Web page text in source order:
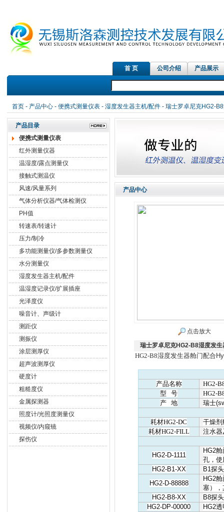
首 页 公司介绍 产品展示
首页- 产品中心- 便携式测量仪表- 湿度发生器主机/配件- 瑞士罗卓尼克HG2-
产品目录
便携式测量仪表
红外测量仪器
温湿度/露点测量仪
接触式测温仪
风速/风量系列
气体分析仪器/气体检测仪
PH值
转速表/转速计
压力/制冷
多功能测量仪/多参数测量仪
水分测量仪
湿度发生器主机/配件
温湿度记录仪/扩展插座
光泽度仪
噪音计、声级计
测距仪
测振仪
涂层测厚仪
超声波测厚仪
硬度计
粗糙度仪
金属探测器
照度计/光照度测量仪
视频仪/内窥镜
探伤仪
产品中心
点击放大
瑞士罗卓尼克HG2-B8湿度发生
HG2-B8湿度发生器舱门配合
产品名称
HG2-
型
号
HG2-
产
地 瑞士
耗材HG2-DC
干燥
耗材HG2-FILL 注水
HG2-D-1111
HG2舱
孔，
HG2-B1-XX
B1探
HG2-D-88888
HG2舱
塞）
HG2-B8-XX
B8探
HG2-DP-00000
HG2透